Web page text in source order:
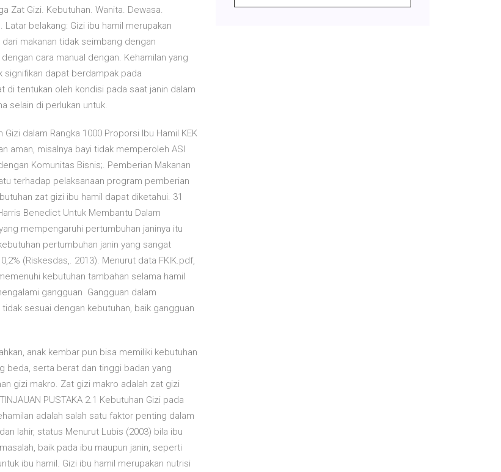
Zat Gizi. Kebutuhan. Wanita. Dewasa.
belakang: Gizi ibu hamil merupakan
makanan tidak seimbang dengan
cara manual dengan. Kehamilan yang
signifikan dapat berdampak pada
di tentukan oleh kondisi pada saat janin dalam
selain di perlukan untuk.
dalam Rangka 1000 Proporsi Ibu Hamil KEK
aman, misalnya bayi tidak memperoleh ASI
Komunitas Bisnis;. Pemberian Makanan
terhadap pelaksanaan program pemberian
zat gizi ibu hamil dapat diketahui. 31
Benedict Untuk Membantu Dalam
mempengaruhi pertumbuhan janinya itu
pertumbuhan janin yang sangat
(Riskesdas,. 2013). Menurut data FKIK.pdf,
kebutuhan tambahan selama hamil
gangguan Gangguan dalam
sesuai dengan kebutuhan, baik gangguan
anak kembar pun bisa memiliki kebutuhan
beda, serta berat dan tinggi badan yang
gizi makro. Zat gizi makro adalah zat gizi
PUSTAKA 2.1 Kebutuhan Gizi pada
adalah salah satu faktor penting dalam
lahir, status Menurut Lubis (2003) bila ibu
baik pada ibu maupun janin, seperti
ibu hamil. Gizi ibu hamil merupakan nutrisi